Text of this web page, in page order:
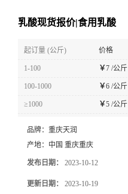
乳酸现货报价|食用乳酸
起订量 (公斤) 价格
1-100 ￥7 /公斤
100-1000 ￥6 /公斤
≥1000 ￥5 /公斤
品牌： 重庆天润
产地： 中国 重庆重庆
发布日期： 2023-10-12
更新日期： 2023-10-19